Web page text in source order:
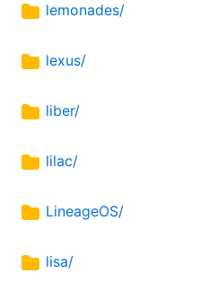
lemonades/
lexus/
liber/
lilac/
LineageOS/
lisa/